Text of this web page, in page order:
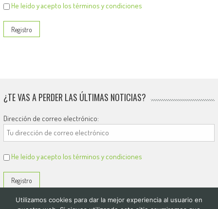
He leído y acepto los términos y condiciones
¿TE VAS A PERDER LAS ÚLTIMAS NOTICIAS?
Dirección de correo electrónico:
He leído y acepto los términos y condiciones
Utilizamos cookies para dar la mejor experiencia al usuario en